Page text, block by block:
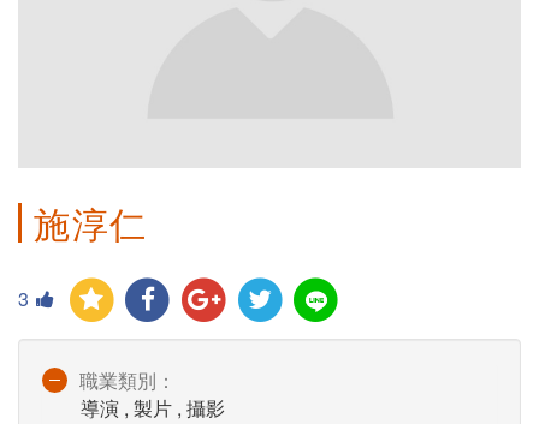
施淳仁
3
職業類別：
導演 , 製片 , 攝影